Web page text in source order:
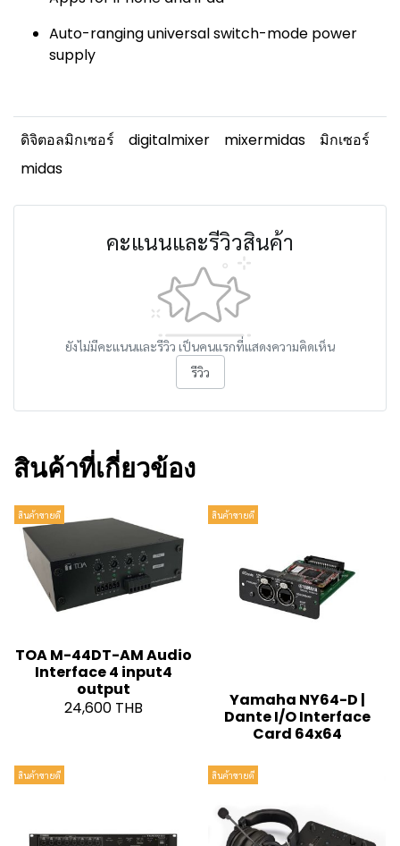
Auto-ranging universal switch-mode power
supply
ดิจิตอลมิกเซอร์ digitalmixer mixermidas
มิกเซอร์
midas
คะแนนและรีวิวสินค้า
ยังไม่มีคะแนนและรีวิว เป็นคนแรกที่แสดงความคิดเห็น
รีวิว
สินค้าที่เกี่ยวข้อง
สินค้าขายดี
TOA M-44DT-AM Audio
Interface 4 input4
output
24,600 THB
สินค้าขายดี
Yamaha NY64-D |
Dante I/O Interface
Card 64x64
สินค้าขายดี สินค้าขายดี